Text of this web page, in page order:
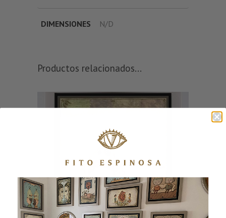
DIMENSIONES N/D
Productos relacionados...